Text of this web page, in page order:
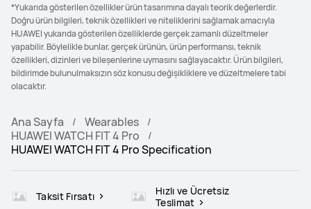
*Yukarıda gösterilen özellikler ürün tasarımına dayalı teorik değerlerdir.
Doğru ürün bilgileri, teknik özellikleri ve niteliklerini sağlamak amacıyla
HUAWEI yukarıda gösterilen özelliklerde gerçek zamanlı düzeltmeler
yapabilir. Böylelikle bunlar, gerçek ürünün, ürün performansı, teknik
özellikleri, dizinleri ve bileşenlerine uymasını sağlayacaktır. Ürün bilgileri,
bildirimde bulunulmaksızın söz konusu değişikliklere ve düzeltmelere tabi
olacaktır.
Ana Sayfa
Wearables
HUAWEI WATCH FIT 4 Pro
HUAWEI WATCH FIT 4 Pro Specification
Taksit Fırsatı
Hızlı ve Ücretsiz
Teslimat